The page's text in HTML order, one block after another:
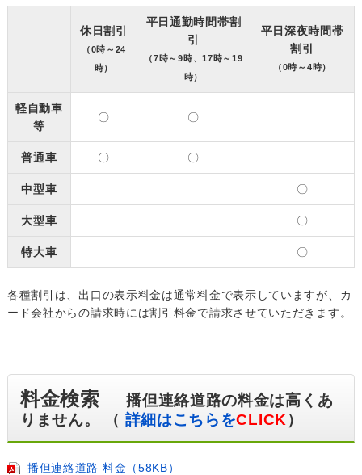
休日割引
（0時～24
時）
平日通勤時間帯割
引
（7時～9時、17時～19
時）
平日深夜時間帯
割引
（0時～4時）
軽自動車
等
〇 〇
普通車 〇 〇
中型車 〇
大型車 〇
特大車 〇
各種割引は、出口の表示料金は通常料金で表示していますが、カ
ード会社からの請求時には割引料金で請求させていただきます。
料金検索播但連絡道路の料金は高くあ
りません。 （ 詳細はこちらをCLICK ）
播但連絡道路 料金（58KB）